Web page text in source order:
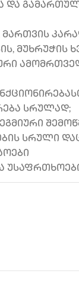
და
მუხრუჭის
სრულად;
სრული